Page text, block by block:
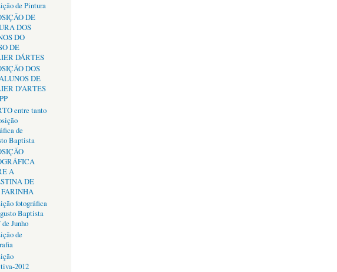
de Pintura
DE
DOS
DO
DE
DÁRTES
DOS
DE
D'ARTES
entre tanto
de
Baptista
A
DE
FARINHA
fotográfica
Baptista
de Junho
de
2012